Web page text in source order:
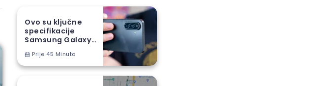
Ovo su ključne
specifikacije
Samsung Galaxy
Prije 45 Minuta